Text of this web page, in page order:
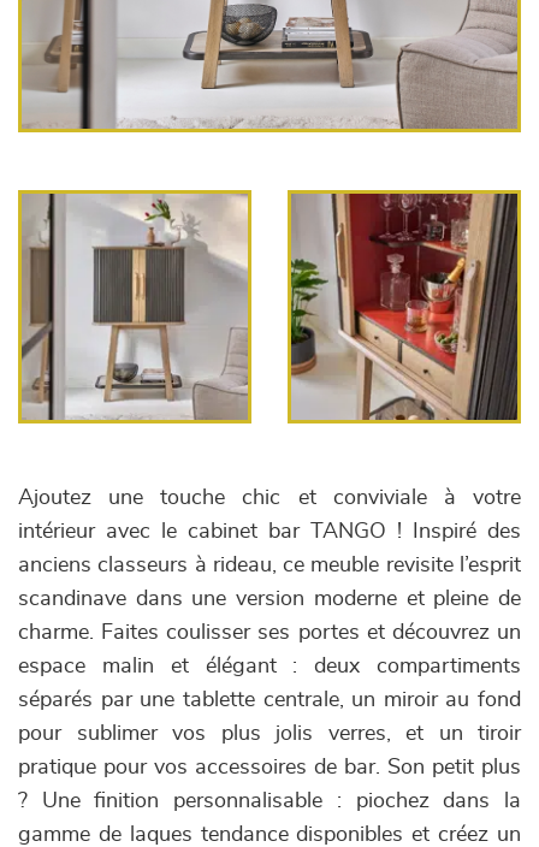
Ajoutez une touche chic et conviviale à votre
intérieur avec le cabinet bar TANGO ! Inspiré des
anciens classeurs à rideau, ce meuble revisite l’esprit
scandinave dans une version moderne et pleine de
charme. Faites coulisser ses portes et découvrez un
espace malin et élégant : deux compartiments
séparés par une tablette centrale, un miroir au fond
pour sublimer vos plus jolis verres, et un tiroir
pratique pour vos accessoires de bar. Son petit plus
? Une finition personnalisable : piochez dans la
gamme de laques tendance disponibles et créez un